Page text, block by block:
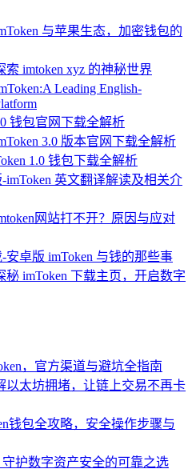
与苹果生态，加密钱包的
索 imtoken xyz 的神秘世界
Leading English-
钱包官网下载全解析
3.0 版本官网下载全解析
1.0 钱包下载全解析
imToken 英文翻译解读及相关介
网站打不开？原因与应对
安卓版 imToken 与钱的那些事
秘 imToken 下载主页，开启数字
，官方渠道与避坑全指南
以太坊拥堵，让链上交易不再卡
钱包全攻略，安全操作步骤与
守护数字资产安全的可靠之选